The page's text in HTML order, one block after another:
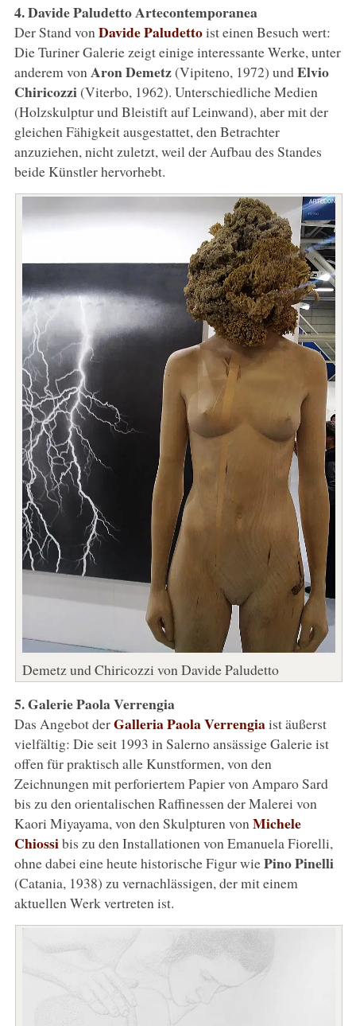
4. Davide Paludetto Artecontemporanea
Der Stand von Davide Paludettoist einen Besuch wert:
Die Turiner Galerie zeigt einige interessante Werke, unter
anderem von Aron Demetz(Vipiteno, 1972) undElvio
Chiricozzi(Viterbo, 1962). Unterschiedliche Medien
(Holzskulptur und Bleistift auf Leinwand), aber mit der
gleichen Fähigkeit ausgestattet, den Betrachter
anzuziehen, nicht zuletzt, weil der Aufbau des Standes
beide Künstler hervorhebt.
Demetz und Chiricozzi von Davide Paludetto
5. Galerie Paola Verrengia
Das Angebot derGalleria Paola Verrengiaist äußerst
vielfältig: Die seit 1993 in Salerno ansässige Galerie ist
offen für praktisch alle Kunstformen, von den
Zeichnungen mit perforiertem Papier von Amparo Sard
bis zu den orientalischen Raffinessen der Malerei von
Kaori Miyayama, von den Skulpturen von Michele
Chiossibis zu den Installationen von Emanuela Fiorelli,
ohne dabei eine heute historische Figur wiePino Pinelli
(Catania, 1938) zu vernachlässigen, der mit einem
aktuellen Werk vertreten ist.